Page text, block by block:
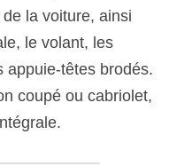
la voiture, ainsi
le volant, les
appuie-têtes brodés.
coupé ou cabriolet,